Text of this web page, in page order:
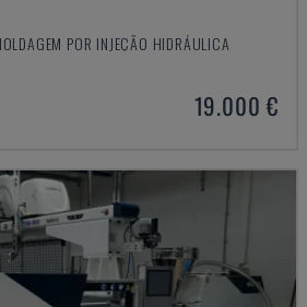
POR INJEÇÃO HIDRÁULICA
19.000 €